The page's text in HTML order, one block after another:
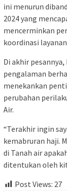
ini menurun
2024 yang
mencerminkan
koordinasi
Di akhir
pengalaman
menekankan
perubahan
Air.
“Terakhir ingin
kemabruran haji.
di Tanah air
ditentukan oleh
Post Views: 27